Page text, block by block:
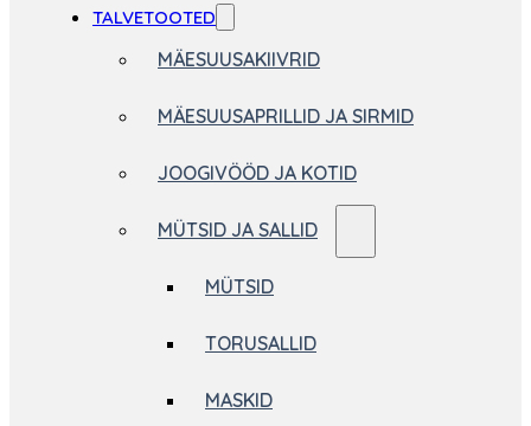
TALVETOOTED
MÄESUUSAKIIVRID
MÄESUUSAPRILLID JA SIRMID
JOOGIVÖÖD JA KOTID
MÜTSID JA SALLID
MÜTSID
TORUSALLID
MASKID